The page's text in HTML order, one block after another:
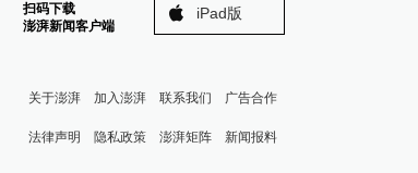
扫码下载
澎湃新闻客户端
iPad版
关于澎湃 加入澎湃 联系我们 广告合作
法律声明 隐私政策 澎湃矩阵 新闻报料